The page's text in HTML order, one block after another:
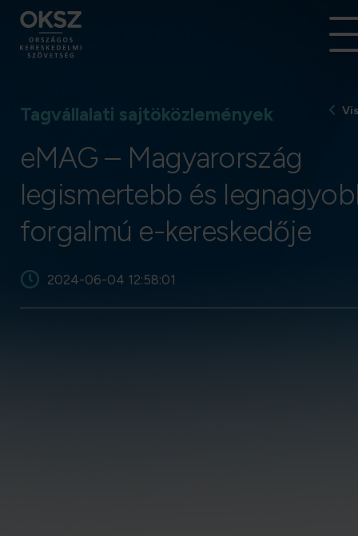
Tagvállalati sajtöközlemények
eMAG – Magyarország
legismertebb és
forgalmú e-kereskedője
2024-06-04 12:58:01